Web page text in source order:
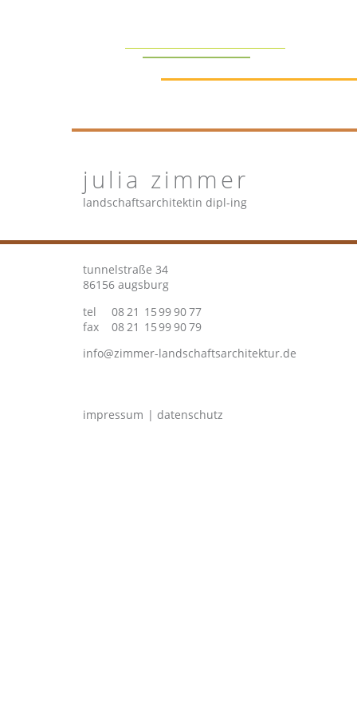
julia zimmer
landschaftsarchitektin dipl-ing
tunnelstraße 34
86156 augsburg
tel
08 21 15999077
fax
08 21 15999079
info@zimmer-landschaftsarchitektur.de
impressum datenschutz